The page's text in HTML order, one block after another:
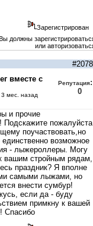
Зарегистрирован
должны
или
#2078
вместе с
3 мес. назад
Репутация:
0
и прочие
пожалуйста
поучаствовать,но
возможное
- лыжероллеры. Могу
вашим стройным рядам,
праздник? Я вполне
самыми лыжами, но
внести сумбур!
если да - буду
примкну к вашей
Спасибо